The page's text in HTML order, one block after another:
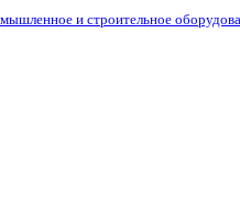
и строительное